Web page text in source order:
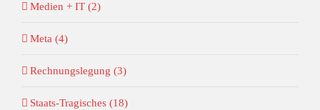
Medien + IT (2)
Meta (4)
Rechnungslegung (3)
Staats-Tragisches (18)